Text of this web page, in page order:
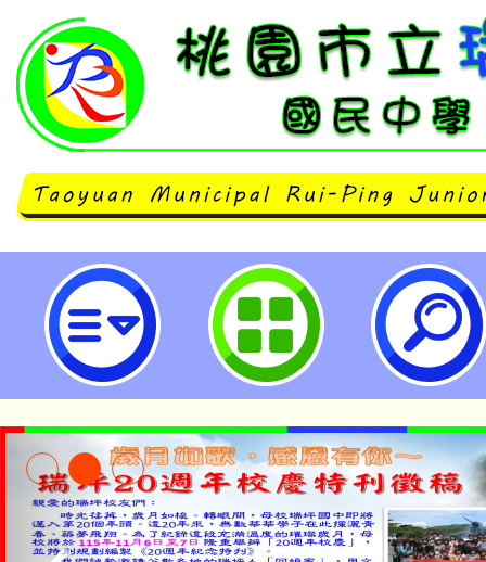
轉知仁德醫專辦理「醫護人員職場
會」及校園參觀日等活動-桃園市